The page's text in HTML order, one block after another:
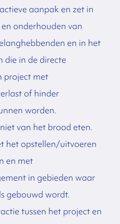
aanpak en zet in
onderhouden van
en in het
die in de directe
project met
of hinder
worden.
van het brood eten.
het opstellen/uitvoeren
en met
in gebieden waar
gebouwd wordt.
tussen het project en